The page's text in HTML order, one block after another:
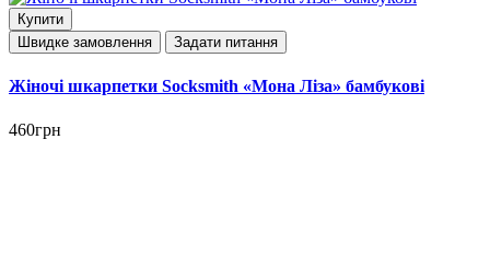
Купити
Швидке замовлення
Задати питання
Жіночі шкарпетки Socksmith «Мона Ліза» бамбукові
460грн